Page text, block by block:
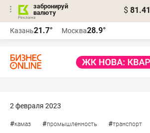
забронируй
валюту
$ 81.41
Казань21.7° Москва28.9°
2 февраля 2023
#камаз #промышленность #транспорт